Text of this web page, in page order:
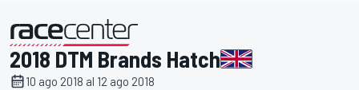
presentado por
2018 DTM Brands Hatch
10 ago 2018 al 12 ago 2018